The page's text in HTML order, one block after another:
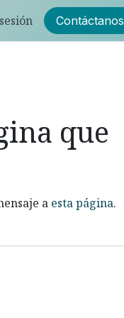
Contáctanos
que
a esta página.